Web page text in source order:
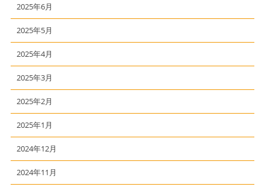
2025年6月
2025年5月
2025年4月
2025年3月
2025年2月
2025年1月
2024年12月
2024年11月